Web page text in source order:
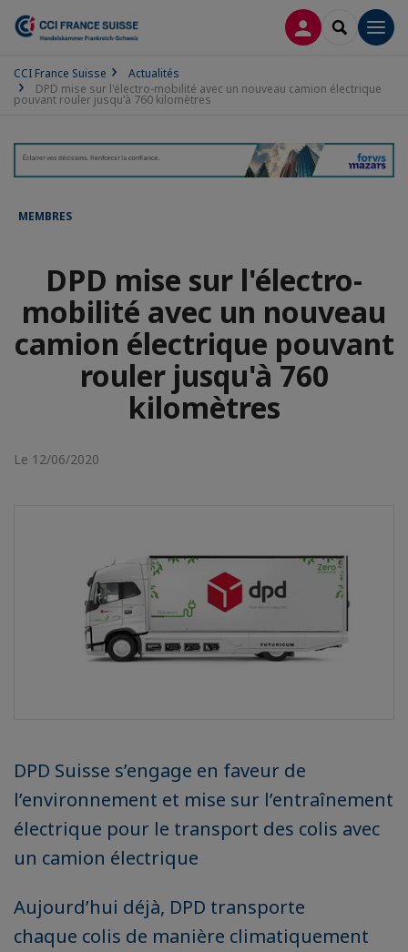
CONNEXION
CCI France Suisse
Actualités
DPD mise sur l'électro-mobilité avec un nouveau camion électrique
pouvant rouler jusqu'à 760 kilomètres
MEMBRES
DPD mise sur l'électro-
mobilité avec un nouveau
camion électrique pouvant
rouler jusqu'à 760
kilomètres
Le 12/06/2020
DPD Suisse s’engage en faveur de
l’environnement et mise sur l’entraînement
électrique pour le transport des colis avec
un camion électrique
Aujourd’hui déjà, DPD transporte
chaque colis de manière climatiquement